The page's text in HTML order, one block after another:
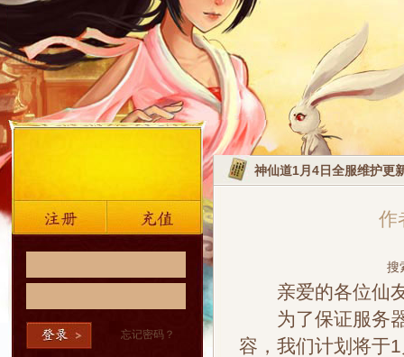
忘记密码？
神仙道1月4日全服维护更
作
搜
亲爱的各位仙
为了保证服务器
容，我们计划将于